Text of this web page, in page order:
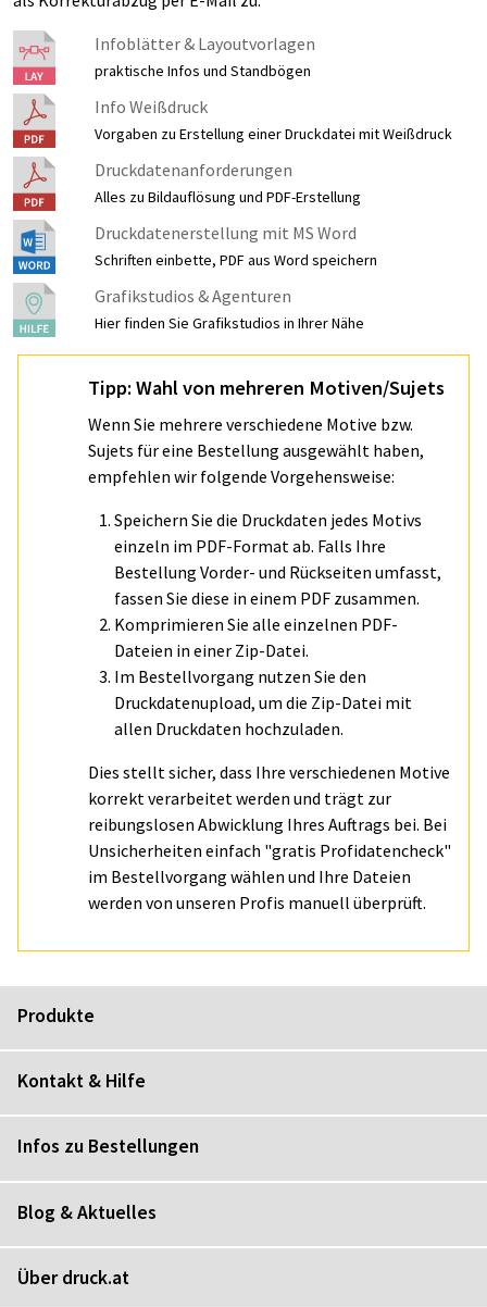
Infoblätter & Layoutvorlagen
praktische Infos und Standbögen
Info Weißdruck
Vorgaben zu Erstellung einer Druckdatei mit Weißdruck
Druckdatenanforderungen
Alles zu Bildauflösung und PDF-Erstellung
Druckdatenerstellung mit MS Word
Schriften einbette, PDF aus Word speichern
Grafikstudios & Agenturen
Hier finden Sie Grafikstudios in Ihrer Nähe
Tipp: Wahl von mehreren Motiven/Sujets
Wenn Sie mehrere verschiedene Motive bzw.
Sujets für eine Bestellung ausgewählt haben,
empfehlen wir folgende Vorgehensweise:
Speichern Sie die Druckdaten jedes Motivs
einzeln im PDF-Format ab. Falls Ihre
Bestellung Vorder- und Rückseiten umfasst,
fassen Sie diese in einem PDF zusammen.
Komprimieren Sie alle einzelnen PDF-
Dateien in einer Zip-Datei.
Im Bestellvorgang nutzen Sie den
Druckdatenupload, um die Zip-Datei mit
allen Druckdaten hochzuladen.
Dies stellt sicher, dass Ihre verschiedenen Motive
korrekt verarbeitet werden und trägt zur
reibungslosen Abwicklung Ihres Auftrags bei. Bei
Unsicherheiten einfach "gratis Profidatencheck"
im Bestellvorgang wählen und Ihre Dateien
werden von unseren Profis manuell überprüft.
Produkte
Kontakt & Hilfe
Infos zu Bestellungen
Blog & Aktuelles
Über druck.at